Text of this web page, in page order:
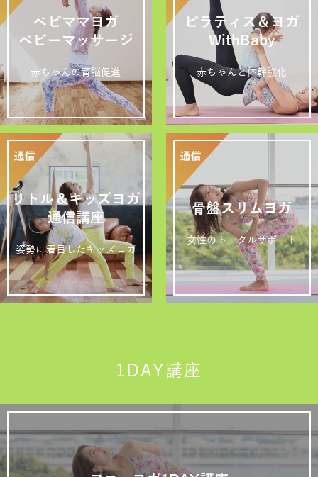
ベビママヨガ
ベビーマッサージ
赤ちゃんの育脳促進
ピラティス＆ヨガ
WithBaby
赤ちゃんと体幹強化
リトル＆キッズヨガ
通信講座
姿勢に着目したキッズヨガ
骨盤スリムヨガ
女性のトータルサポート
1DAY講座